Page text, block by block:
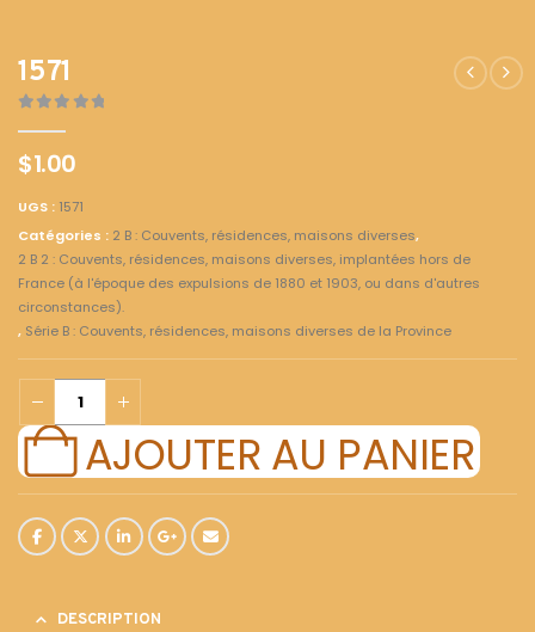
1571
$1.00
UGS : 1571
Catégories : 2 B : Couvents, résidences, maisons diverses,
2 B 2 : Couvents, résidences, maisons diverses, implantées hors de
France (à l'époque des expulsions de 1880 et 1903, ou dans d'autres
circonstances).
, Série B : Couvents, résidences, maisons diverses de la Province
AJOUTER AU PANIER
DESCRIPTION